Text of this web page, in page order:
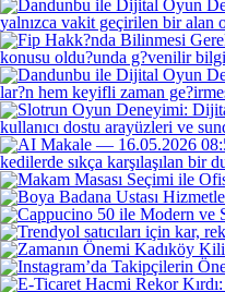
yalnızca vakit geçirilen bir alan
konusu oldu?unda g?venilir
lar?n hem keyifli zaman
kullanıcı dostu arayüzleri ve
kedilerde sıkça karşılaşılan bir